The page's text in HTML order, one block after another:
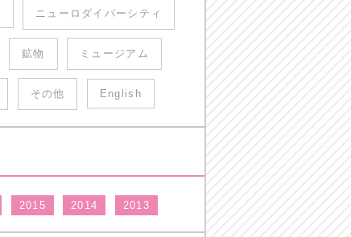
ニューロダイバーシティ
鉱物 ミュージアム
その他 English
2015 2014 2013